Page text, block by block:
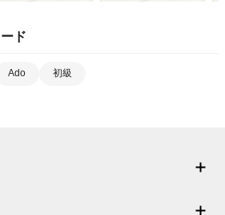
ド
Ado 初級